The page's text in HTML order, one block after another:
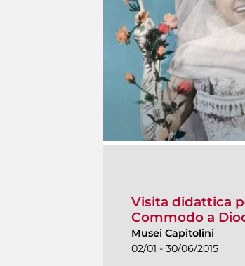
Visita didattica
Commodo a
Musei Capitolini
02/01 - 30/06/2015